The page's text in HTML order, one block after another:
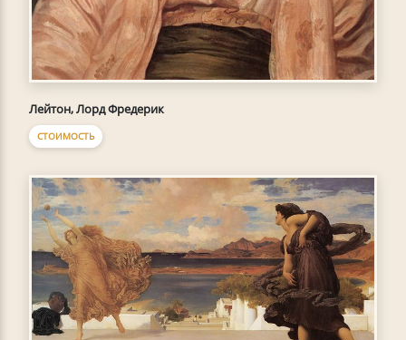
Лейтон, Лорд Фредерик
СТОИМОСТЬ